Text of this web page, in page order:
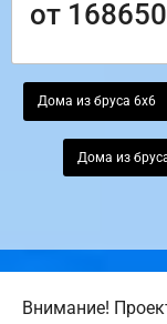
от
Дома из бруса 6х6
Дома из
Внимание!